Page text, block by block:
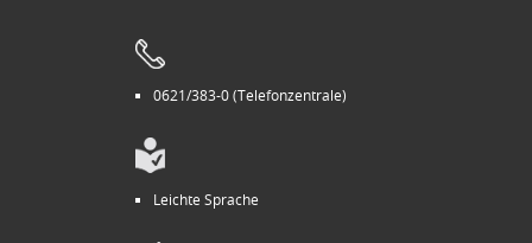
0621/383-0 (Telefonzentrale)
Leichte Sprache